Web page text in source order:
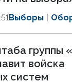
Выборы
группы
войска
систем